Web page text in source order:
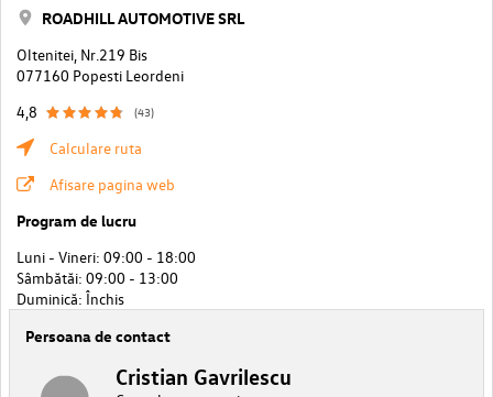
ROADHILL AUTOMOTIVE SRL
Oltenitei, Nr.219 Bis
077160 Popesti Leordeni
4,8
(43)
Calculare ruta
Afisare pagina web
Program de lucru
Luni - Vineri: 09:00 - 18:00
Sâmbătăi: 09:00 - 13:00
Duminică: Închis
Persoana de contact
Cristian Gavrilescu